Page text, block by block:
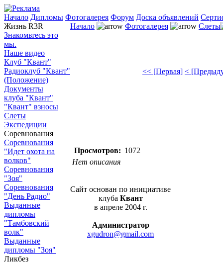
Начало Дипломы Фотогалерея Форум Доска объявлений
Жизнь R3R
Знакомьтесь это
мы.
Наше видео
Клуб "Квант"
Радиоклуб "Квант"
(Положение)
Документы
клуба "Квант"
"Квант" взносы
Слеты
Экспедиции
Соревнования
Соревнования
"Идет охота на
волков"
Соревнования
"Зоя"
Соревнования
"День Радио"
Выданные
дипломы
"Тамбовский
волк"
Выданные
дипломы "Зоя"
Ликбез
Начало Фотогалерея Слеты
<< [Первая] <
Просмотров: 1072
Нет описания
Сайт основан по инициативе
клуба Квант
в апреле 2004 г.
Администратор
xgudron@gmail.com